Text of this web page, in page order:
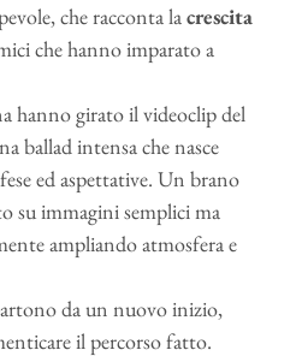
che racconta lacrescita
che hanno imparato a
hanno girato il videoclip del
ballad intensa che nasce
ed aspettative. Un brano
su immagini semplici ma
ampliando atmosfera e
da un nuovo inizio,
il percorso fatto.